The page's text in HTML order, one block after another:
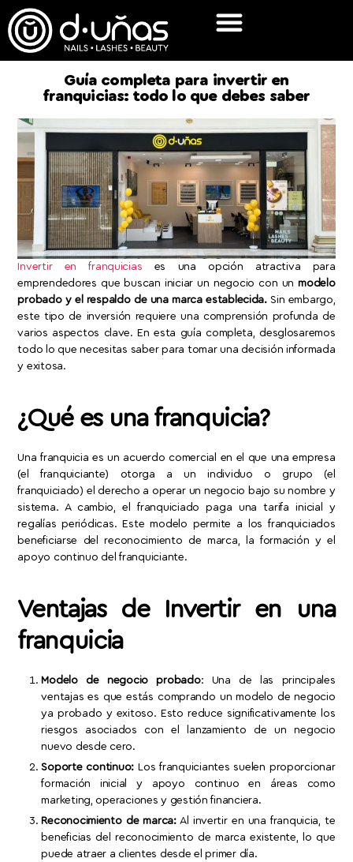
Guía completa para invertir en
franquicias: todo lo que debes saber
Invertir en franquicias es una opción atractiva para
emprendedores que buscan iniciar un negocio con un modelo
probado y el respaldo de una marca establecida.Sin embargo,
este tipo de inversión requiere una comprensión profunda de
varios aspectos clave. En esta guía completa, desglosaremos
todo lo que necesitas saber para tomar una decisión informada
y exitosa.
¿Qué es una franquicia?
Una franquicia es un acuerdo comercial en el que una empresa
(el franquiciante) otorga a un individuo o grupo (el
franquiciado) el derecho a operar un negocio bajo su nombre y
sistema. A cambio, el franquiciado paga una tarifa inicial y
regalías periódicas. Este modelo permite a los franquiciados
beneficiarse del reconocimiento de marca, la formación y el
apoyo continuo del franquiciante.
Ventajas de Invertir en una
franquicia
Modelo de negocio probado: Una de las principales
ventajas es que estás comprando un modelo de negocio
ya probado y exitoso. Esto reduce significativamente los
riesgos asociados con el lanzamiento de un negocio
nuevo desde cero.
Soporte continuo: Los franquiciantes suelen proporcionar
formación inicial y apoyo continuo en áreas como
marketing, operaciones y gestión financiera.
Reconocimiento de marca:Al invertir en una franquicia, te
beneficias del reconocimiento de marca existente, lo que
puede atraer a clientes desde el primer día.